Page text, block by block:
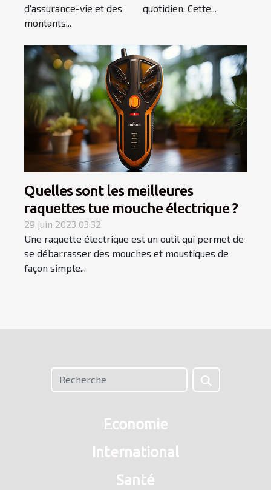
d’assurance-vie et des
montants...
quotidien. Cette...
Quelles sont les meilleures
raquettes tue mouche électrique ?
29 juin 2023 03:32
Une raquette électrique est un outil qui permet de
se débarrasser des mouches et moustiques de
façon simple...
Economie
International
Santé